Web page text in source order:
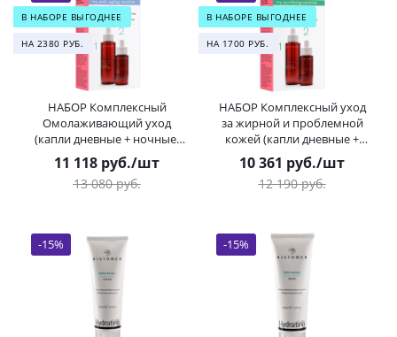
В НАБОРЕ ВЫГОДНЕЕ
НА 2380 РУБ.
НАБОР Комплексный
Омолаживающий уход
(капли дневные + ночные)
Formula 301 HISTOMER
(Хистомер) 27 / 100 мл
11 118 руб./шт
13 080руб.
В НАБОРЕ ВЫГОДНЕЕ
НА 1700 РУБ.
НАБОР Комплексный уход
за жирной и проблемной
кожей (капли дневные +
ночные) Formula 301
HISTOMER (Хистомер) 27 /
100 мл
10 361 руб./шт
12 190руб.
-15% -15%